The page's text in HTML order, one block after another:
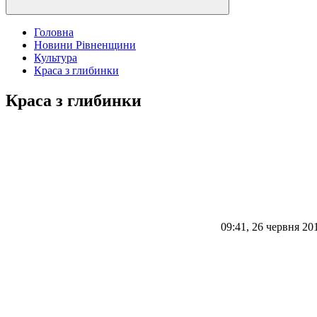
Головна
Новини Рівненщини
Культура
Краса з глибинки
Краса з глибинки
09:41, 26 червня